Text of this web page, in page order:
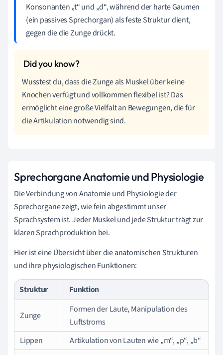
Konsonanten „t“ und „d“, während der harte Gaumen
(ein passives Sprechorgan) als feste Struktur dient,
gegen die die Zunge drückt.
Wusstest du, dass die Zunge als Muskel über keine
Knochen verfügt und vollkommen flexibel ist? Das
ermöglicht eine große Vielfalt an Bewegungen, die für
die Artikulation notwendig sind.
Sprechorgane Anatomie und Physiologie
Die Verbindung von Anatomie und Physiologie der
Sprechorgane zeigt, wie fein abgestimmt unser
Sprachsystem ist. Jeder Muskel und jede Struktur trägt zur
klaren Sprachproduktion bei.
Hier ist eine Übersicht über die anatomischen Strukturen
und ihre physiologischen Funktionen:
Struktur Funktion
Zunge
Formen der Laute, Manipulation des
Luftstroms
Lippen
Artikulation von Lauten wie „m“, „p“, „b“